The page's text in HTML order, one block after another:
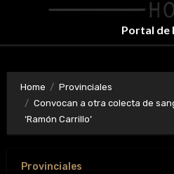
Portal de
Home
Provinciales
Convocan a otra colecta de
‘Ramón Carrillo’
Provinciales